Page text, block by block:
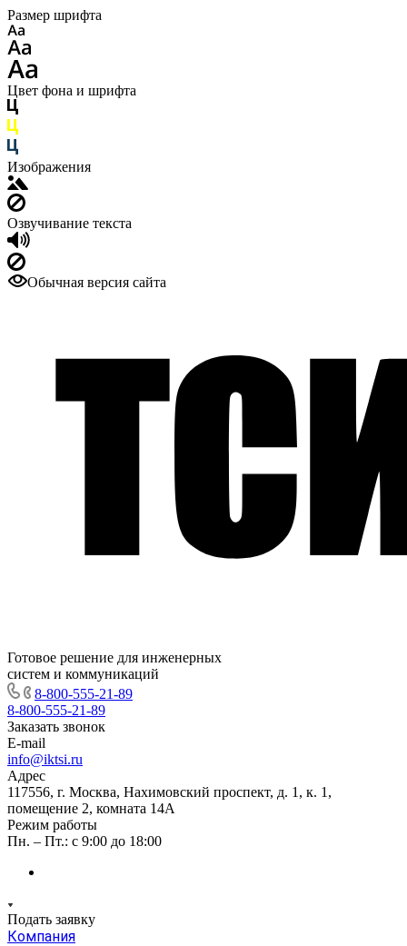
Размер шрифта
Цвет фона и шрифта
Изображения
Озвучивание текста
Обычная версия сайта
Готовое решение для инженерных
систем и коммуникаций
8-800-555-21-89
8-800-555-21-89
Заказать звонок
E-mail
info@iktsi.ru
Адрес
117556, г. Москва, Нахимовский проспект, д. 1, к. 1,
помещение 2, комната 14А
Режим работы
Пн. – Пт.: с 9:00 до 18:00
Подать заявку
Компания